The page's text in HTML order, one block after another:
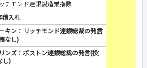
チモンド連銀製造業指数
債入札
キン：リッチモンド連銀総裁の発言
なし)
ンズ：ボストン連銀総裁の発言(投
し)